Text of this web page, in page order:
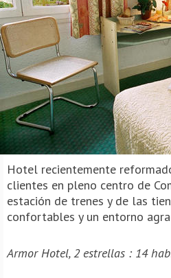
Hotel recientemente
clientes en pleno centro de
estación de trenes y de las
confortables y un entorno
Armor Hotel, 2 estrellas : 14